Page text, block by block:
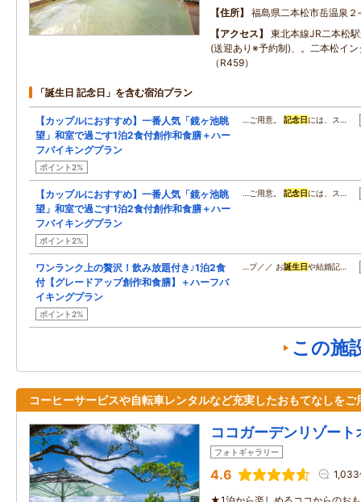
住所
福島県二本松市岳温泉２
アクセス
東北本線JR二本松
(送迎あり※予約制)、。二本松イ
（R459）
「誕生日 記念日」を含む宿泊プラン
【カップルにおすすめ】一番人気「鏡ヶ池眺
望」和室で過ごす1泊2食付創作和食膳＋ハー
フバイキングプラン
ポイント2%
…ご用意。記念日 には、ス…
【カップルにおすすめ】一番人気「鏡ヶ池眺
望」和室で過ごす1泊2食付創作和食膳＋ハー
フバイキングプラン
ポイント2%
…ご用意。記念日 には、ス…
ワンランク上の贅沢！飲み放題付き♪1泊2食
付【グレードアップ創作和食膳】＋ハーフバ
イキングプラン
ポイント2%
…プ／／ お誕生日や結婚記…
この施
コーヒーサービスや自転車レンタルなど充実したおもてなしをご
ココガーデンリゾート
フォトギャラリー
4.6 1,033